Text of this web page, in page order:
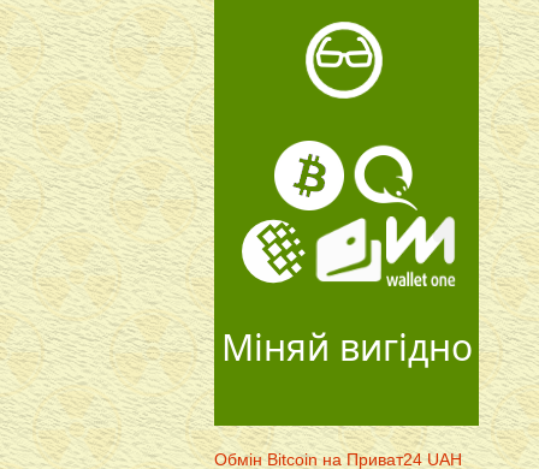
Міняй вигідно
Обмін Bitcoin на Приват24 UAH